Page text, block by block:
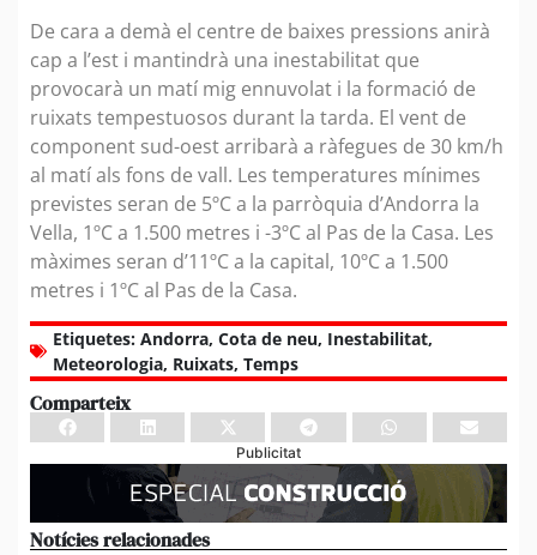
De cara a demà el centre de baixes pressions anirà
cap a l’est i mantindrà una inestabilitat que
provocarà un matí mig ennuvolat i la formació de
ruixats tempestuosos durant la tarda. El vent de
component sud-oest arribarà a ràfegues de 30 km/h
al matí als fons de vall. Les temperatures mínimes
previstes seran de 5ºC a la parròquia d’Andorra la
Vella, 1ºC a 1.500 metres i -3ºC al Pas de la Casa. Les
màximes seran d’11ºC a la capital, 10ºC a 1.500
metres i 1ºC al Pas de la Casa.
Etiquetes: Andorra, Cota de neu, Inestabilitat,
Meteorologia, Ruixats, Temps
Comparteix
Publicitat
Notícies relacionades